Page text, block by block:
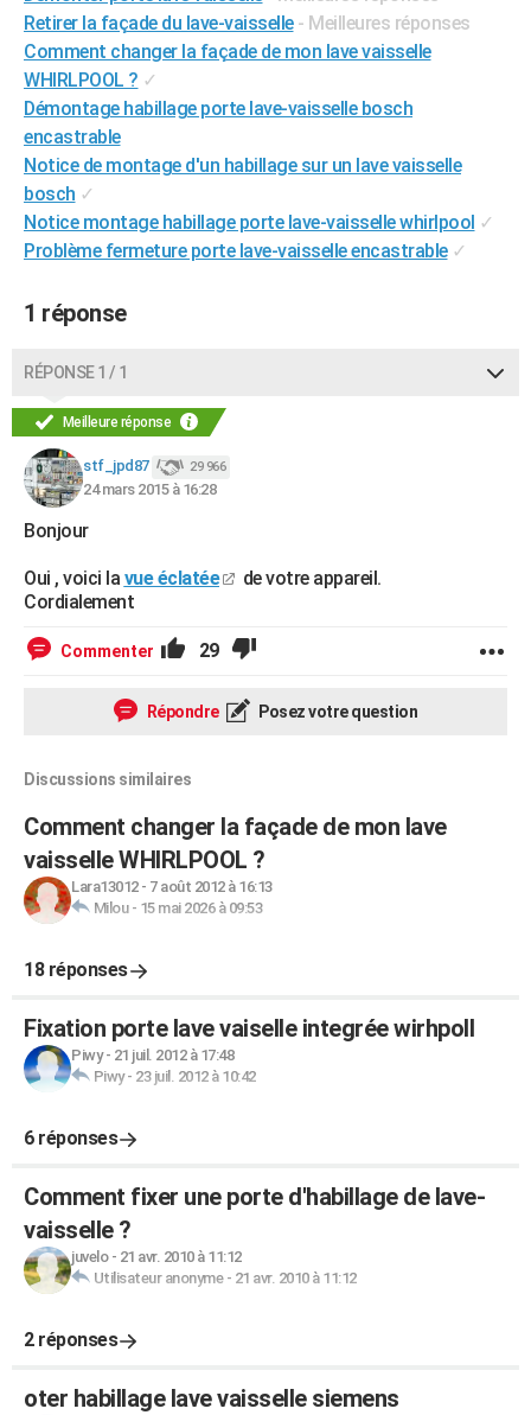
BONS PLANS
CARTE DE VOEUX
Carte de Noël
Carte Bonne année
Carte Saint-Valentin
Carte Pâques
Carte d'anniversaire
DICTIONNAIRE
Dictionnaire
Biographies
Citations
Expressions
Proverbes
PROGRAMME TV
COPAINS D'AVANT
S'inscrire
Se connecter
Lycées
Collèges
Primaires
Universités
Entreprises
Service militaire
Avis de recherche
FORUM
Bricolage
Lifestyle
Culture
Sport
Auto
Television
Voyage
Cinema
Retirer la façade du lave-vaisselle - Meilleures réponses
Comment changer la façade de mon lave vaisselle
WHIRLPOOL ? ✓
Démontage habillage porte lave-vaisselle bosch
encastrable
Notice de montage d'un habillage sur un lave vaisselle
bosch ✓
Notice montage habillage porte lave-vaisselle whirlpool ✓
Problème fermeture porte lave-vaisselle encastrable ✓
1 réponse
RÉPONSE 1 / 1
Meilleure réponse
stf_jpd87 29 966
24 mars 2015 à 16:28
Bonjour
Oui , voici la vue éclatée
de votre appareil.
Cordialement
Commenter 29
Répondre Posez votre question
Discussions similaires
Comment changer la façade de mon lave
vaisselle WHIRLPOOL ?
Lara13012- 7 août 2012 à 16:13
Milou- 15 mai 2026 à 09:53
18 réponses
Fixation porte lave vaiselle integrée wirhpoll
Piwy- 21 juil. 2012 à 17:48
Piwy- 23 juil. 2012 à 10:42
6 réponses
Comment fixer une porte d'habillage de lave-
vaisselle ?
juvelo- 21 avr. 2010 à 11:12
Utilisateur anonyme- 21 avr. 2010 à 11:12
2 réponses
oter habillage lave vaisselle siemens